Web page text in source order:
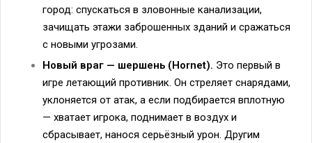
город: спускаться в зловонные канализации,
зачищать этажи заброшенных зданий и сражаться
с новыми угрозами.
Новый враг — шершень (Hornet). Это первый в
игре летающий противник. Он стреляет снарядами,
уклоняется от атак, а если подбирается вплотную
— хватает игрока, поднимает в воздух и
сбрасывает, нанося серьёзный урон. Другим